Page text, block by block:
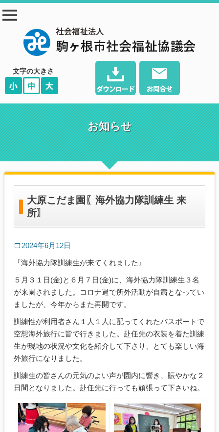
議会
文字の大きさ
お知らせ
大原こだま園〖海外協力隊訓練生 来
所〗
2024年6月12日
『海外協力隊訓練生が来てくれました』
５月３１日(金)と６月７日(金)に、海外協力隊訓練生３名
が来園されました。コロナ過で所外活動が自粛となってい
ましたが、今年からまた再開です。
訓練性が利用者さん１人１人に配ってくれたパスポートで
空想海外旅行に皆で行きました。赴任先の衣装を着た訓練
生が現地の状況や文化を紹介して下さり、とても楽しい海
外旅行になりました。
訓練生の皆さんの元気のよい声が園内に響き、賑やかな２
日間となりました。赴任先に行っても頑張って下さいね。